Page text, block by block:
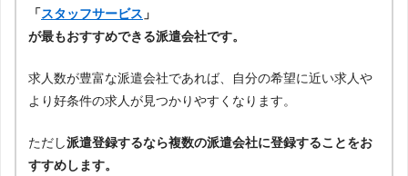
「スタッフサービス 」
が最もおすすめできる派遣会社です。
求人数が豊富な派遣会社であれば、自分の希望に近い求人や
より好条件の求人が見つかりやすくなります。
ただし派遣登録するなら複数の派遣会社に登録することをお
すすめします。